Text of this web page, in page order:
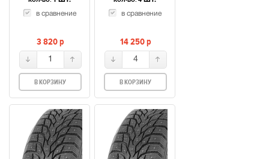
в сравнение
3 820p
1
В КОРЗИНУ
в сравнение
14 250p
4
В КОРЗИНУ